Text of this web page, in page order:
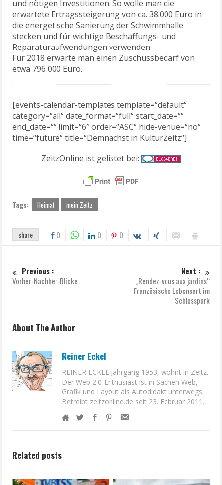
und nötigen Investitionen. So wolle man die
erwartete Ertragssteigerung von ca. 38.000 Euro in
die energetische Sanierung der Schwimmhalle
stecken und für wichtige Beschaffungs- und
Reparaturaufwendungen verwenden.
Für 2018 erwarte man einen Zuschussbedarf von
etwa 796 000 Euro.
[events-calendar-templates template=“default“
category=“all“ date_format=“full“ start_date=““
end_date=““ limit=“6″ order=“ASC“ hide-venue=“no“
time=“future“ title=“Demnächst in KulturZeitz“]
ZeitzOnline ist gelistet bei:
Tags: Heimat mein Zeitz
share 0 0 0
Previous :
Vorher-Nachher-Blicke
Next :
„Rendez-vous aux jardins“
Französische Lebensart im
Schlosspark
About The Author
Reiner Eckel
REINER ECKEL Jahrgang 1953, wohnt in Zeitz.
Der Web 2.0-Enthusiast ist in Sachen Web,
Grafik und Layout als Autodidakt unterwegs.
Betreibt zeitzonline.de seit 23. Februar 2011.
Related posts